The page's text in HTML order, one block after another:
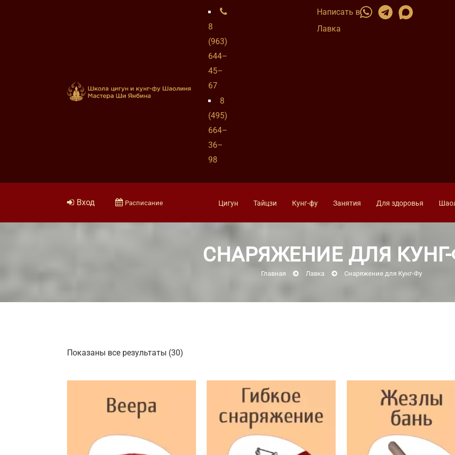
8
(963)
644–
45–
67
8
(495)
664–
36–
98
Написать в
Лавка
Вход Расписание Цигун Тайцзи Кунг-фу Занятия Для здоровья
СНАРЯЖЕНИЕ ДЛЯ
Главная Лавка Снаряжение для Кунг-Фу
Показаны все результаты (30)